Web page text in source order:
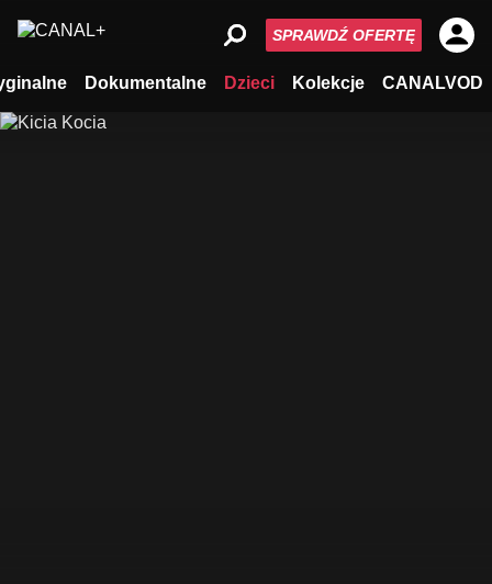
Dokumentalne Dzieci Kolekcje CANALVOD
SPRAWDŹ OFERTĘ